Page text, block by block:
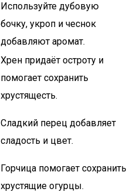
Используйте дубовую
бочку, укроп и чеснок
добавляют аромат.
Хрен придаёт остроту и
помогает сохранить
хрустящесть.
Сладкий перец добавляет
сладость и цвет.
Горчица помогает сохранить
хрустящие огурцы.